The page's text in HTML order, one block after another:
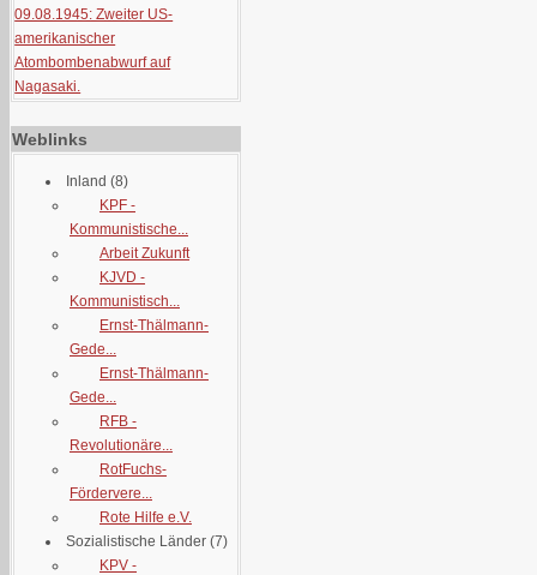
09.08.1945: Zweiter US-
amerikanischer
Atombombenabwurf auf
Nagasaki.
Weblinks
Inland (8)
KPF -
Kommunistische...
Arbeit Zukunft
KJVD -
Kommunistisch...
Ernst-Thälmann-
Gede...
Ernst-Thälmann-
Gede...
RFB -
Revolutionäre...
RotFuchs-
Fördervere...
Rote Hilfe e.V.
Sozialistische Länder (7)
KPV -